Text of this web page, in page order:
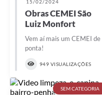
15/02/2024
Obras CEMEI São
Luiz Monfort
Vem aí mais um CEMEI de
ponta!
949 VISUALIZAÇÕES
SEM CATEGORIA